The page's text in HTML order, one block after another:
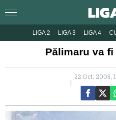
LIGA 2 LIGA 3 LIGA 4
Pălimaru va
22 Oct. 2008,